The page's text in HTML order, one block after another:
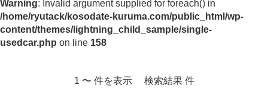
Warning: Invalid argument supplied for foreach() in
/home/ryutack/kosodate-kuruma.com/public_html/wp-
content/themes/lightning_child_sample/single-
usedcar.php on line 158
1 〜 件を表示 検索結果 件